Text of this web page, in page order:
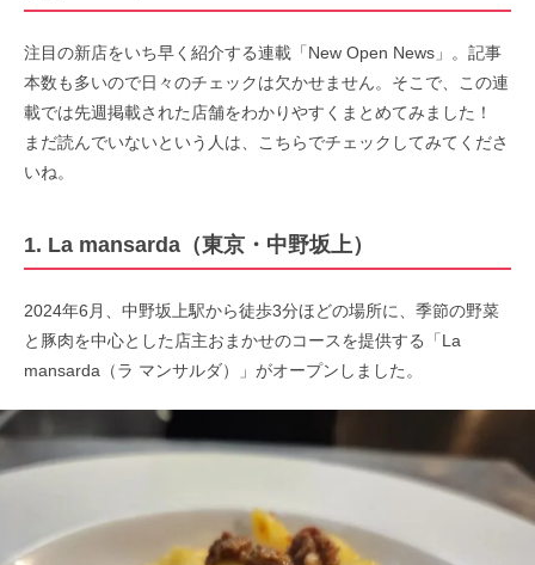
注目の新店をいち早く紹介する連載「New Open News」。記事
本数も多いので日々のチェックは欠かせません。そこで、この連
載では先週掲載された店舗をわかりやすくまとめてみました！
まだ読んでいないという人は、こちらでチェックしてみてくださ
いね。
1. La mansarda（東京・中野坂上）
2024年6月、中野坂上駅から徒歩3分ほどの場所に、季節の野菜
と豚肉を中心とした店主おまかせのコースを提供する「La
mansarda（ラ マンサルダ）」がオープンしました。